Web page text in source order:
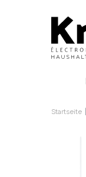
Startseite